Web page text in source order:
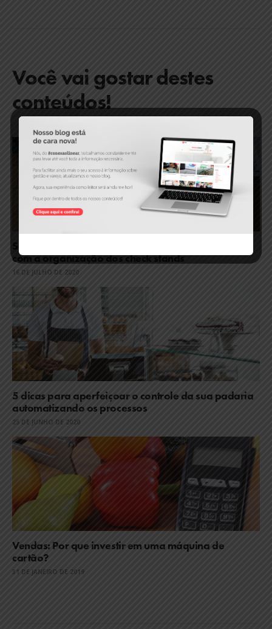
Você vai gostar destes
conteúdos!
com a organização dos check stands
16 DE JULHO DE 2020
5 dicas para aperfeiçoar o controle da sua padaria
automatizando os processos
25 DE JUNHO DE 2020
Vendas: Por que investir em uma máquina de
cartão?
31 DE JANEIRO DE 2019